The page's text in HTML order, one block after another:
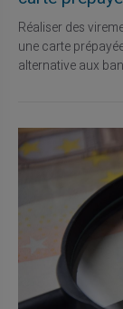
Réaliser des
une carte
alternative aux